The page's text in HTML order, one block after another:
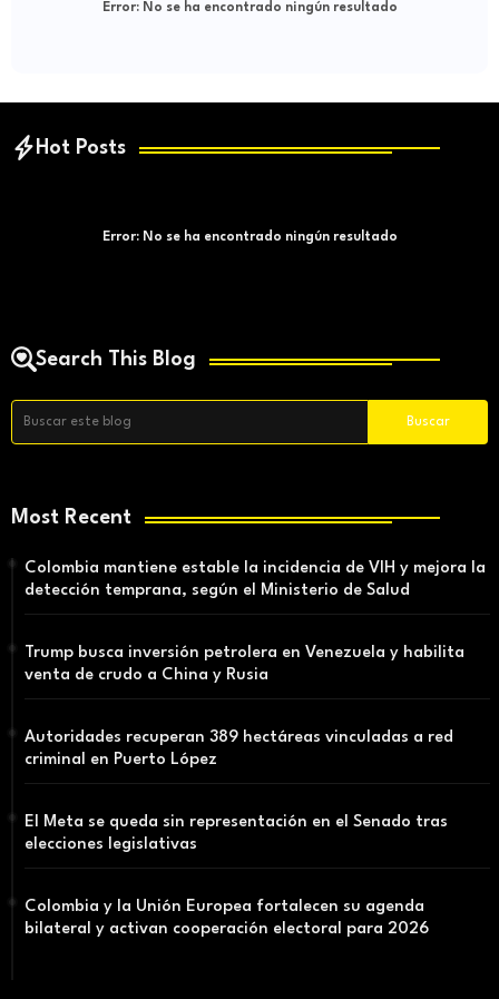
Error:No se ha encontrado ningún resultado
Hot Posts
Error:No se ha encontrado ningún resultado
Search This Blog
Most Recent
Colombia mantiene estable la incidencia de VIH y mejora la
detección temprana, según el Ministerio de Salud
Trump busca inversión petrolera en Venezuela y habilita
venta de crudo a China y Rusia
Autoridades recuperan 389 hectáreas vinculadas a red
criminal en Puerto López
El Meta se queda sin representación en el Senado tras
elecciones legislativas
Colombia y la Unión Europea fortalecen su agenda
bilateral y activan cooperación electoral para 2026